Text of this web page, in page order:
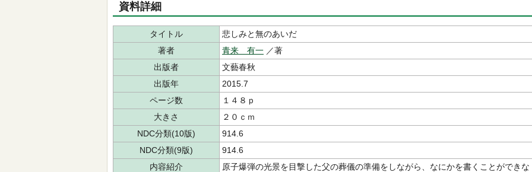
資料詳細
タイトル
悲しみと無のあいだ
著者
青来 有一 ／著
出版者
文藝春秋
出版年
2015.7
ページ数
１４８ｐ
大きさ
２０ｃｍ
NDC分類(10版)
914.6
NDC分類(9版)
914.6
内容紹介
原子爆弾の光景を目撃した父の葬儀の準備をしながら、なにかを書くことができな